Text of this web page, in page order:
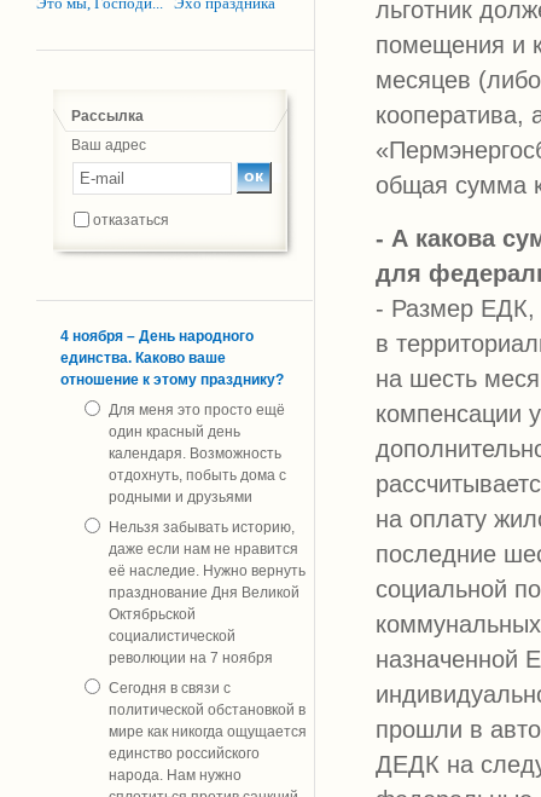
Рассылка
Ваш адрес
отказаться
4 ноября – День народного
единства. Каково ваше
отношение к этому празднику?
Для меня это просто ещё
один красный день
календаря. Возможность
отдохнуть, побыть дома с
родными и друзьями
Нельзя забывать историю,
даже если нам не нравится
её наследие. Нужно вернуть
празднование Дня Великой
Октябрьской
социалистической
революции на 7 ноября
Сегодня в связи с
политической обстановкой в
мире как никогда ощущается
единство российского
народа. Нам нужно
льготник
помещения и
месяцев
общая сумма
- А какова
для
- Размер ЕДК,
в
на шесть
компенсации
на оплату
последние
социальной
назначенной
прошли в
ДЕДК на